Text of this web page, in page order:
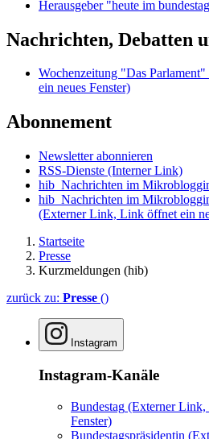
Herausgeber "heute im
Nachrichten, Debatten
Wochenzeitung "Das Parlament"
ein neues Fenster)
Abonnement
Newsletter abonnieren
RSS-Dienste (Interner Link)
hib_Nachrichten im
hib_Nachrichten im
(Externer Link, Link öffnet ein
Startseite
Presse
Kurzmeldungen (hib)
zurück zu: Presse ()
Instagram
Instagram-Kanäle
Bundestag (Externer Link,
Fenster)
Bundestagspräsidentin